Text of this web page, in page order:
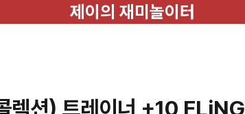
제이의 재미놀이터
렉션) 트레이너 +10 FLiNG